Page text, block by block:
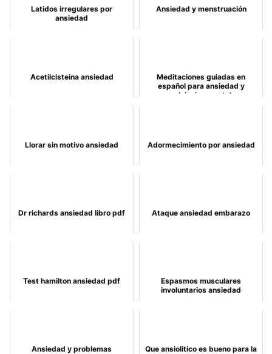
Latidos irregulares por
ansiedad
Ansiedad y menstruación
Acetilcisteina ansiedad
Meditaciones guiadas en
español para ansiedad y
relajacion mental
Llorar sin motivo ansiedad Adormecimiento por ansiedad
Dr richards ansiedad libro pdf Ataque ansiedad embarazo
Test hamilton ansiedad pdf
Espasmos musculares
involuntarios ansiedad
Ansiedad y problemas
Que ansiolitico es bueno para la